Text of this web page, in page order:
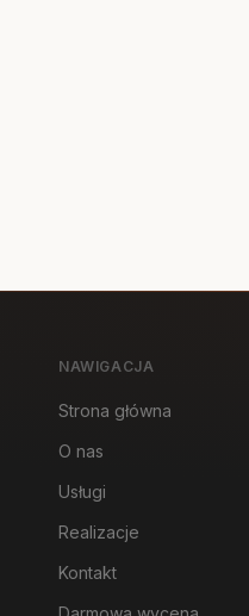
NAWIGACJA
Strona główna
O nas
Usługi
Realizacje
Kontakt